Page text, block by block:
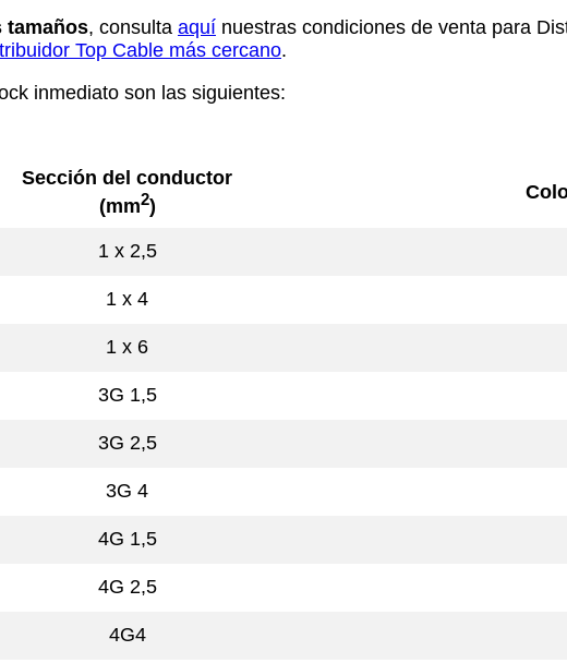
tamaños, consulta aquí nuestras condiciones de venta para
Top Cable más cercano.
inmediato son las siguientes:
Sección del conductor
(mm2)
1 x 2,5
1 x 4
1 x 6
3G 1,5
3G 2,5
3G 4
4G 1,5
4G 2,5
4G4